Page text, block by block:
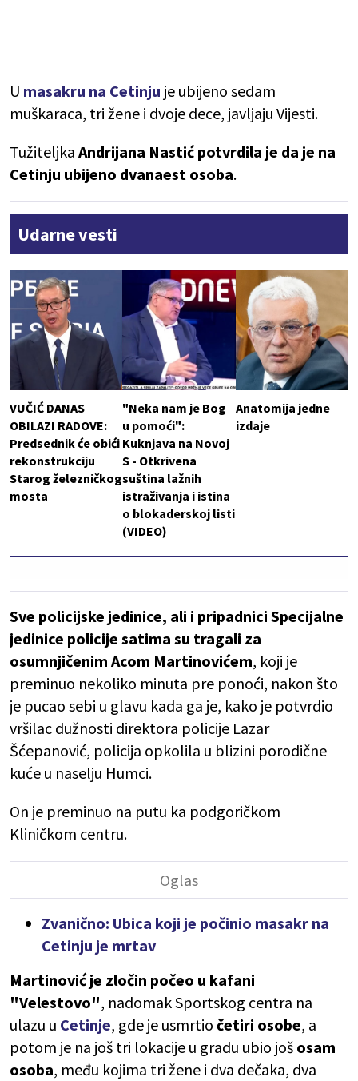
U masakru na Cetinju je ubijeno sedam
muškaraca, tri žene i dvoje dece, javljaju Vijesti.
Tužiteljka Andrijana Nastić potvrdila je da je na
Cetinju ubijeno dvanaest osoba.
Udarne vesti
VUČIĆ DANAS
OBILAZI RADOVE:
Predsednik će obići
rekonstrukciju
Starog železničkog
mosta
"Neka nam je Bog
u pomoći":
Kuknjava na Novoj
S - Otkrivena
suština lažnih
istraživanja i istina
o blokaderskoj listi
(VIDEO)
Anatomija jedne
izdaje
Sve policijske jedinice, ali i pripadnici Specijalne
jedinice policije satima su tragali za
osumnjičenim Acom Martinovićem, koji je
preminuo nekoliko minuta pre ponoći, nakon što
je pucao sebi u glavu kada ga je, kako je potvrdio
vršilac dužnosti direktora policije Lazar
Šćepanović, policija opkolila u blizini porodične
kuće u naselju Humci.
On je preminuo na putu ka podgoričkom
Kliničkom centru.
Zvanično: Ubica koji je počinio masakr na
Cetinju je mrtav
Martinović je zločin počeo u kafani
"Velestovo", nadomak Sportskog centra na
ulazu u Cetinje, gde je usmrtio četiri osobe, a
potom je na još tri lokacije u gradu ubio još osam
osoba, među kojima tri žene i dva dečaka, dva